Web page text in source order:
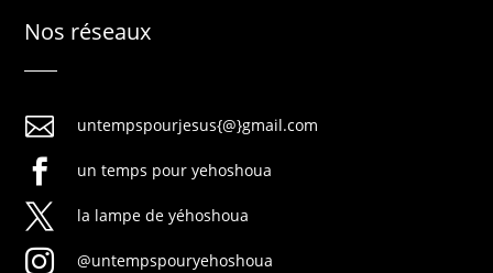
Nos réseaux
 untempspourjesus{@}gmail.com
 un temps pour yehoshoua
 la lampe de yéhoshoua
 @untempspouryehoshoua